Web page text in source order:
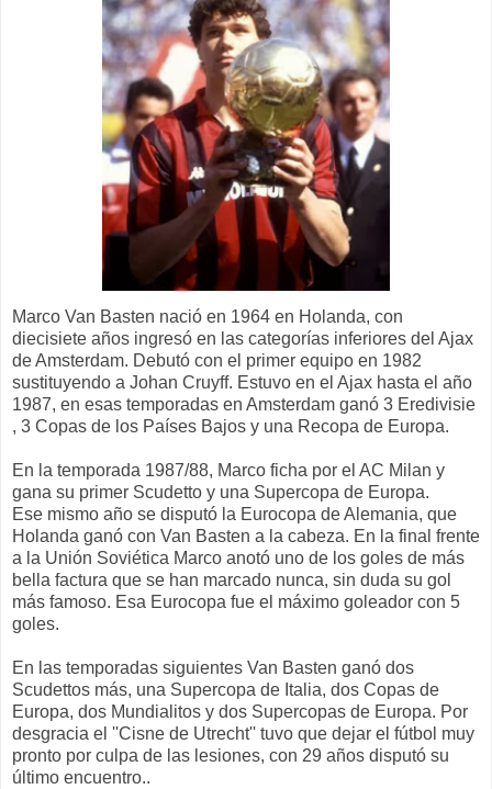
Marco Van Basten nació en 1964 en Holanda, con
diecisiete años ingresó en las categorías inferiores del Ajax
de Amsterdam. Debutó con el primer equipo en 1982
sustituyendo a Johan Cruyff. Estuvo en el Ajax hasta el año
1987, en esas temporadas en Amsterdam ganó 3 Eredivisie
, 3 Copas de los Países Bajos y una Recopa de Europa.
En la temporada 1987/88, Marco ficha por el AC Milan y
gana su primer Scudetto y una Supercopa de Europa.
Ese mismo año se disputó la Eurocopa de Alemania, que
Holanda ganó con Van Basten a la cabeza. En la final frente
a la Unión Soviética Marco anotó uno de los goles de más
bella factura que se han marcado nunca, sin duda su gol
más famoso. Esa Eurocopa fue el máximo goleador con 5
goles.
En las temporadas siguientes Van Basten ganó dos
Scudettos más, una Supercopa de Italia, dos Copas de
Europa, dos Mundialitos y dos Supercopas de Europa. Por
desgracia el ''Cisne de Utrecht'' tuvo que dejar el fútbol muy
pronto por culpa de las lesiones, con 29 años disputó su
último encuentro..